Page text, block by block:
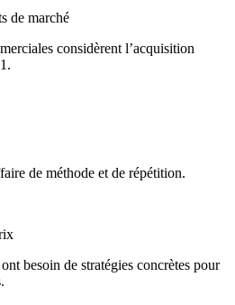
de marché
considèrent l’acquisition
de méthode et de répétition.
besoin de stratégies concrètes pour